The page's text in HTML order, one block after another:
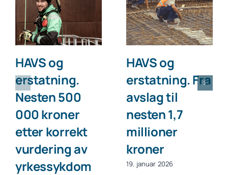
HAVS og
erstatning.
Nesten 500
000 kroner
etter korrekt
vurdering av
yrkessykdom
HAVS og
erstatning. Fra
avslag til
nesten 1,7
millioner
kroner
19. januar 2026